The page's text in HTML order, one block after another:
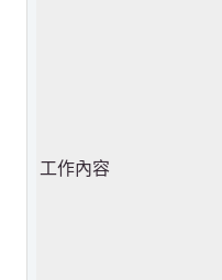
工作內容